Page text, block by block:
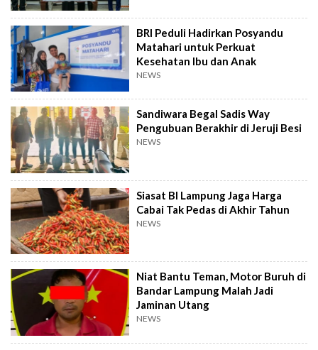
BRI Peduli Hadirkan Posyandu
Matahari untuk Perkuat
Kesehatan Ibu dan Anak
NEWS
Sandiwara Begal Sadis Way
Pengubuan Berakhir di Jeruji Besi
NEWS
Siasat BI Lampung Jaga Harga
Cabai Tak Pedas di Akhir Tahun
NEWS
Niat Bantu Teman, Motor Buruh di
Bandar Lampung Malah Jadi
Jaminan Utang
NEWS